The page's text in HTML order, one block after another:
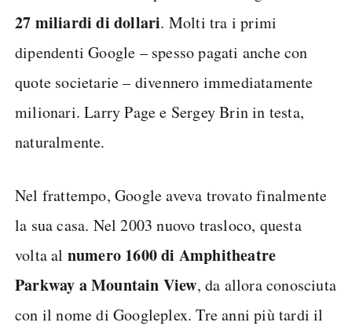
27 miliardi di dollari. Molti tra i primi
dipendenti Google – spesso pagati anche con
quote societarie – divennero immediatamente
milionari. Larry Page e Sergey Brin in testa,
naturalmente.
Nel frattempo, Google aveva trovato finalmente
la sua casa. Nel 2003 nuovo trasloco, questa
volta al numero 1600 di Amphitheatre
Parkway a Mountain View, da allora conosciuta
con il nome di Googleplex. Tre anni più tardi il